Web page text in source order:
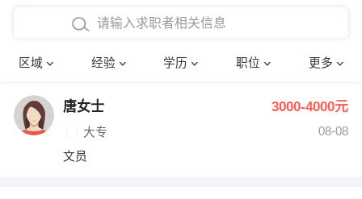
区域 经验 学历 职位 更多
在校学生工作经验
四年以上工作经验
五年以上工作经验
博士
文员 护士
财务会计
确定
唐女士 3000-4000元
大专
08-08
文员